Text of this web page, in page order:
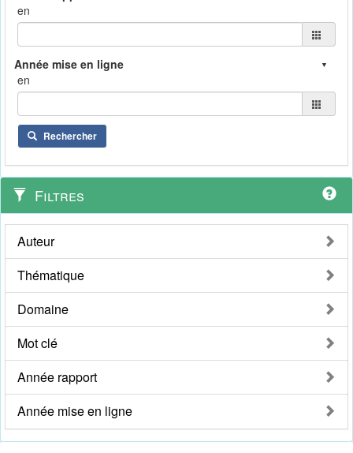
en
en
Rechercher
Filtres
Auteur
Thématique
Domaine
Mot clé
Année rapport
Année mise en ligne